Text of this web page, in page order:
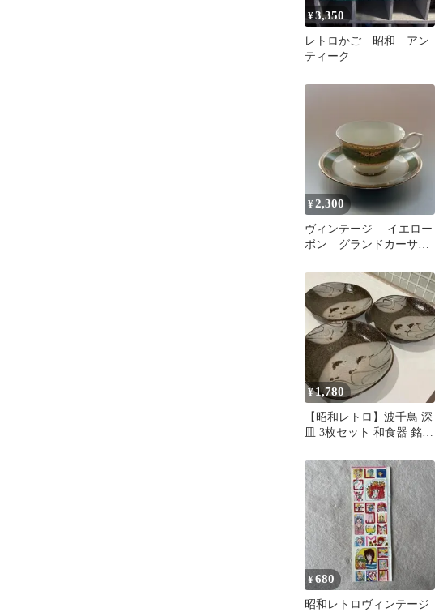
¥3,350
レトロかご 昭和 アン
ティーク
¥2,300
ヴィンテージ イエロー
ボン グランドカーサ
¥1,780
【昭和レトロ】波千鳥 深
皿 3枚セット 和食器 銘々
¥680
昭和レトロヴィンテージ